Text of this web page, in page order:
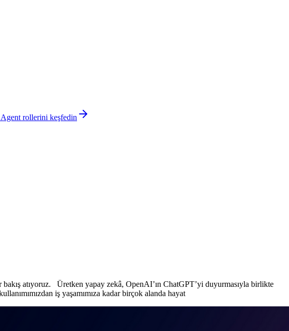
rollerini keşfedin
atıyoruz. Üretken yapay zekâ, OpenAI’ın ChatGPT’yi duyurmasıyla birlikte
iş yaşamımıza kadar birçok alanda hayat